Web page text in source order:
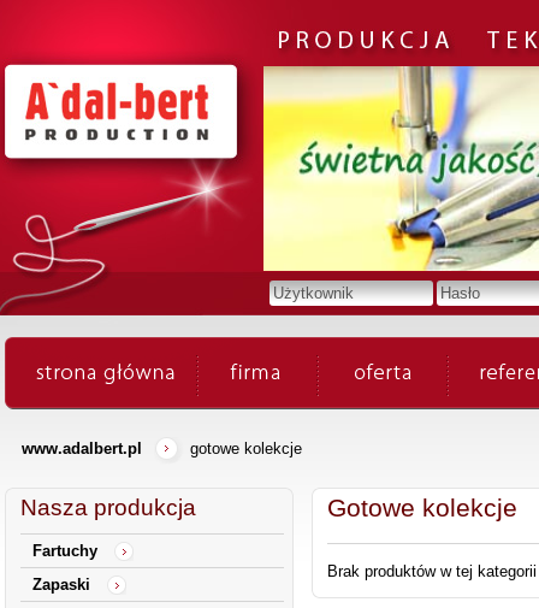
www.adalbert.pl gotowe kolekcje
Nasza produkcja
Fartuchy
Zapaski
Gotowe kolekcje
Brak produktów w tej kategorii